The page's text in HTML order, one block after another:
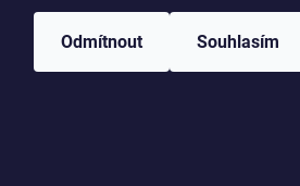
Odmítnout Souhlasím